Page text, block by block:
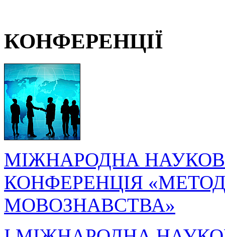
КОНФЕРЕНЦІЇ
МІЖНАРОДНА
КОНФЕРЕНЦІЯ
МОВОЗНАВСТВА»